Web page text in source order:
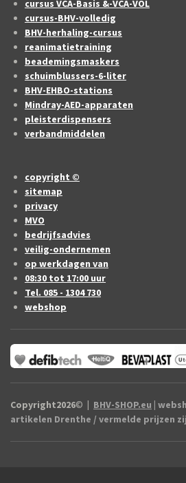
cursus VCA-Basis &-VCA-VOL
cursus-BHV-volledig
BHV-herhaling-cursus
reanimatietraining
beademingsmaskers
schuimblussers-6-liter
BHV-EHBO-stations
Mindray-AED-apparaten
pleisterdispensers
verbandmiddelen
copyright ©
sitemap
privacy
MVO
bedrijfsadvies
veilig-ondernemen
op werkdagen van
08:30 tot 17:00 uur
Tel. 085 - 1304 730
webshop
Copyright2026© | BHV-SHOP.eu |
artikelen Drenthe / vermelde prijzen